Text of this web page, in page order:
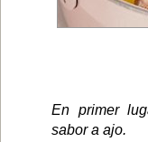
En primer
sabor a ajo.